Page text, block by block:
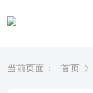
当前页面： 首页